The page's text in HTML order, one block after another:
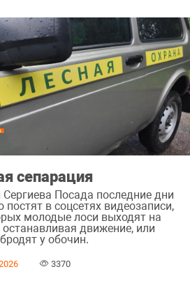
сепарация
Посада последние дни
постят в соцсетях видеозаписи,
молодые лоси выходят на
останавливая движение, или
у обочин.
3370